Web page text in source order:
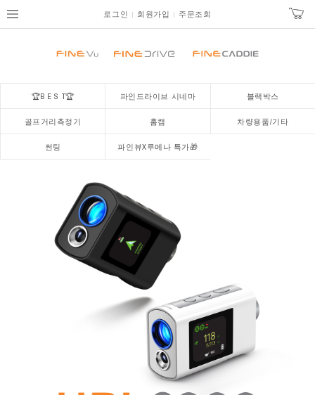
로그인 회원가입 주문조회
🏆B E S T🏆 파인드라이브 시네마 블랙박스
골프거리측정기 홈캠 차량용품/기타
썬팅 파인뷰X루메나 특가🎁